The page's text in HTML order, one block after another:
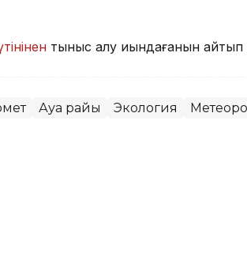
тыныс алу қиындағанын
Ауа райы Экология